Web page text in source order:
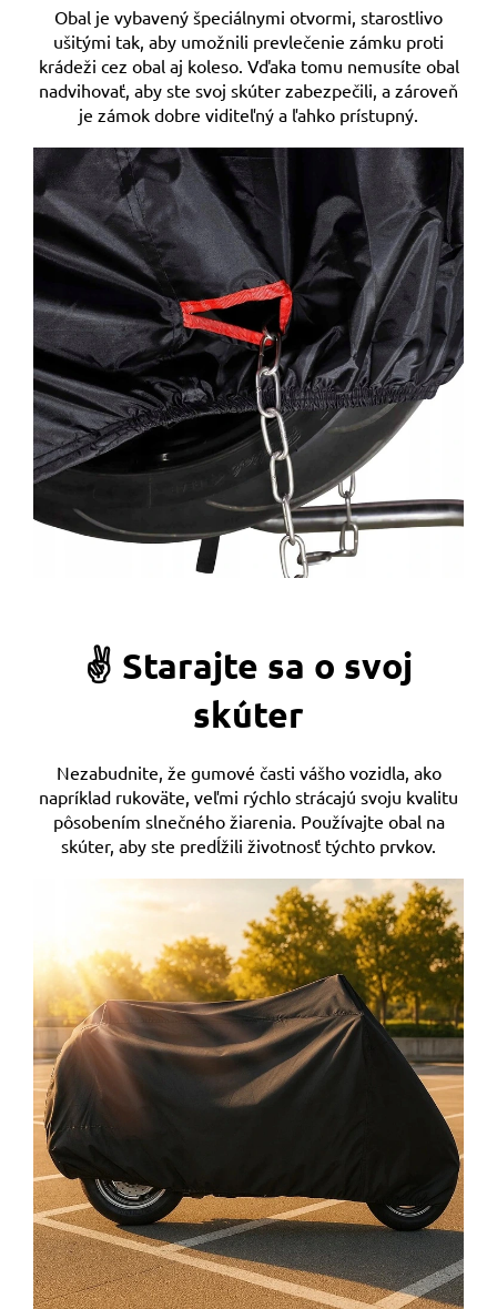
Obal je vybavený špeciálnymi otvormi, starostlivo
ušitými tak, aby umožnili prevlečenie zámku proti
krádeži cez obal aj koleso. Vďaka tomu nemusíte obal
nadvihovať, aby ste svoj skúter zabezpečili, a zároveň
je zámok dobre viditeľný a ľahko prístupný.
✌️ Starajte sa o svoj
skúter
Nezabudnite, že gumové časti vášho vozidla, ako
napríklad rukoväte, veľmi rýchlo strácajú svoju kvalitu
pôsobením slnečného žiarenia. Používajte obal na
skúter, aby ste predĺžili životnosť týchto prvkov.